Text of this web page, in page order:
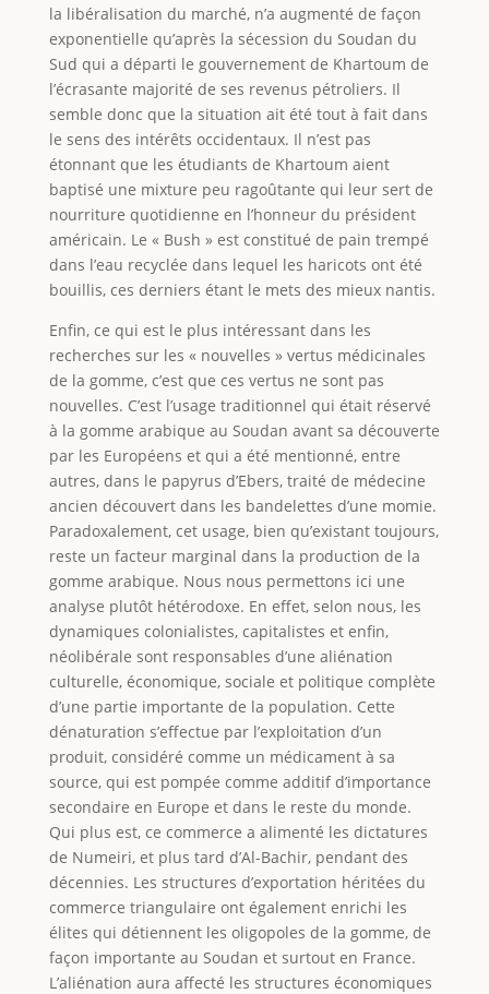
la libéralisation du marché, n’a augmenté de façon
exponentielle qu’après la sécession du Soudan du
Sud qui a départi le gouvernement de Khartoum de
l’écrasante majorité de ses revenus pétroliers. Il
semble donc que la situation ait été tout à fait dans
le sens des intérêts occidentaux. Il n’est pas
étonnant que les étudiants de Khartoum aient
baptisé une mixture peu ragoûtante qui leur sert de
nourriture quotidienne en l’honneur du président
américain. Le « Bush » est constitué de pain trempé
dans l’eau recyclée dans lequel les haricots ont été
bouillis, ces derniers étant le mets des mieux nantis.
Enfin, ce qui est le plus intéressant dans les
recherches sur les « nouvelles » vertus médicinales
de la gomme, c’est que ces vertus ne sont pas
nouvelles. C’est l’usage traditionnel qui était réservé
à la gomme arabique au Soudan avant sa découverte
par les Européens et qui a été mentionné, entre
autres, dans le papyrus d’Ebers, traité de médecine
ancien découvert dans les bandelettes d’une momie.
Paradoxalement, cet usage, bien qu’existant toujours,
reste un facteur marginal dans la production de la
gomme arabique. Nous nous permettons ici une
analyse plutôt hétérodoxe. En effet, selon nous, les
dynamiques colonialistes, capitalistes et enfin,
néolibérale sont responsables d’une aliénation
culturelle, économique, sociale et politique complète
d’une partie importante de la population. Cette
dénaturation s’effectue par l’exploitation d’un
produit, considéré comme un médicament à sa
source, qui est pompée comme additif d’importance
secondaire en Europe et dans le reste du monde.
Qui plus est, ce commerce a alimenté les dictatures
de Numeiri, et plus tard d’Al-Bachir, pendant des
décennies. Les structures d’exportation héritées du
commerce triangulaire ont également enrichi les
élites qui détiennent les oligopoles de la gomme, de
façon importante au Soudan et surtout en France.
L’aliénation aura affecté les structures économiques